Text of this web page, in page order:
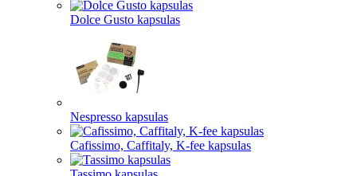
Dolce Gusto kapsulas
Nespresso kapsulas
Cafissimo, Caffitaly, K-fee kapsulas